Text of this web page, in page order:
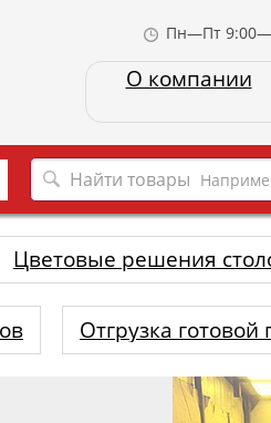
Пн—Пт
О компании
Цветовые решения
Отгрузка